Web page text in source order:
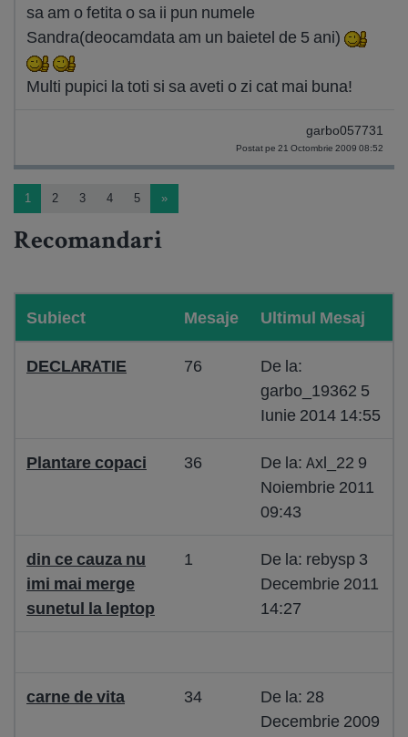
sa am o fetita o sa ii pun numele
Sandra(deocamdata am un baietel de 5 ani)
Multi pupici la toti si sa aveti o zi cat mai buna!
garbo057731
Postat pe 21 Octombrie 2009 08:52
1 2 3 4 5 »
Recomandari
Subiect Mesaje Ultimul Mesaj
DECLARATIE 76
De la:
garbo_19362 5
Iunie 2014 14:55
Plantare copaci 36
De la: Axl_22 9
Noiembrie 2011
09:43
din ce cauza nu
imi mai merge
sunetul la leptop
1
De la: rebysp 3
Decembrie 2011
14:27
carne de vita 34
De la: 28
Decembrie 2009